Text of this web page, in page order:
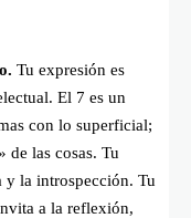
Tu expresión es
El 7 es un
con lo superficial;
de las cosas. Tu
y la introspección. Tu
a la reflexión,